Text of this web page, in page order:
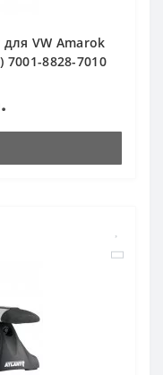
VW Amarok
7001-8828-7010